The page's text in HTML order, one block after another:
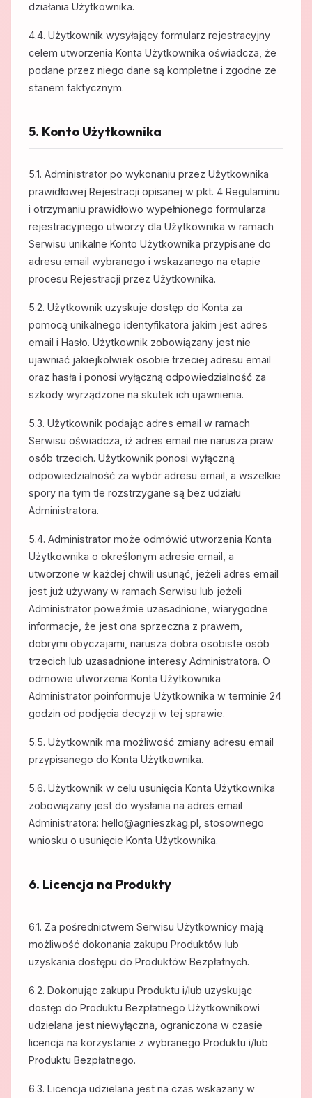
działania Użytkownika.
4.4. Użytkownik wysyłający formularz rejestracyjny
celem utworzenia Konta Użytkownika oświadcza, że
podane przez niego dane są kompletne i zgodne ze
stanem faktycznym.
5. Konto Użytkownika
5.1. Administrator po wykonaniu przez Użytkownika
prawidłowej Rejestracji opisanej w pkt. 4 Regulaminu
i otrzymaniu prawidłowo wypełnionego formularza
rejestracyjnego utworzy dla Użytkownika w ramach
Serwisu unikalne Konto Użytkownika przypisane do
adresu email wybranego i wskazanego na etapie
procesu Rejestracji przez Użytkownika.
5.2. Użytkownik uzyskuje dostęp do Konta za
pomocą unikalnego identyfikatora jakim jest adres
email i Hasło. Użytkownik zobowiązany jest nie
ujawniać jakiejkolwiek osobie trzeciej adresu email
oraz hasła i ponosi wyłączną odpowiedzialność za
szkody wyrządzone na skutek ich ujawnienia.
5.3. Użytkownik podając adres email w ramach
Serwisu oświadcza, iż adres email nie narusza praw
osób trzecich. Użytkownik ponosi wyłączną
odpowiedzialność za wybór adresu email, a wszelkie
spory na tym tle rozstrzygane są bez udziału
Administratora.
5.4. Administrator może odmówić utworzenia Konta
Użytkownika o określonym adresie email, a
utworzone w każdej chwili usunąć, jeżeli adres email
jest już używany w ramach Serwisu lub jeżeli
Administrator poweźmie uzasadnione, wiarygodne
informacje, że jest ona sprzeczna z prawem,
dobrymi obyczajami, narusza dobra osobiste osób
trzecich lub uzasadnione interesy Administratora. O
odmowie utworzenia Konta Użytkownika
Administrator poinformuje Użytkownika w terminie 24
godzin od podjęcia decyzji w tej sprawie.
5.5. Użytkownik ma możliwość zmiany adresu email
przypisanego do Konta Użytkownika.
5.6. Użytkownik w celu usunięcia Konta Użytkownika
zobowiązany jest do wysłania na adres email
Administratora: hello@agnieszkag.pl, stosownego
wniosku o usunięcie Konta Użytkownika.
6. Licencja na Produkty
6.1. Za pośrednictwem Serwisu Użytkownicy mają
możliwość dokonania zakupu Produktów lub
uzyskania dostępu do Produktów Bezpłatnych.
6.2. Dokonując zakupu Produktu i/lub uzyskując
dostęp do Produktu Bezpłatnego Użytkownikowi
udzielana jest niewyłączna, ograniczona w czasie
licencja na korzystanie z wybranego Produktu i/lub
Produktu Bezpłatnego.
6.3. Licencja udzielana jest na czas wskazany w